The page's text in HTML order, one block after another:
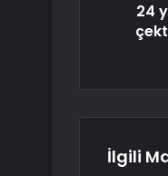
24
İlgili